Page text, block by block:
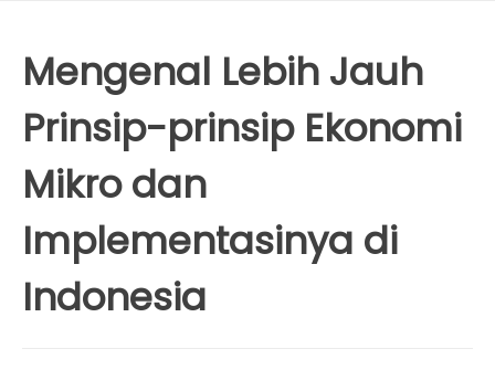
Mengenal Lebih Jauh
Prinsip-prinsip Ekonomi
Mikro dan
Implementasinya di
Indonesia